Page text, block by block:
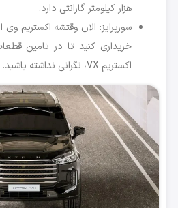
هزار کیلومتر گارانتی دارد.
خریداری کنید تا در تامین
اکستریم VX، نگرانی نداشته باشید.